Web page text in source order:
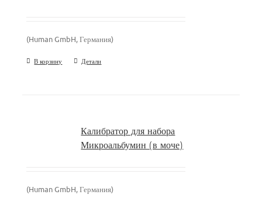
(Human GmbH, Германия)
В корзину Детали
Калибратор для набора
Микроальбумин (в моче)
(Human GmbH, Германия)